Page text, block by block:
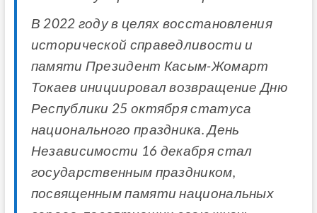
В 2022 году в целях восстановления
исторической справедливости и
памяти Президент Касым-Жомарт
Токаев инициировал возвращение Дню
Республики 25 октября статуса
национального праздника. День
Независимости 16 декабря стал
государственным праздником,
посвященным памяти национальных